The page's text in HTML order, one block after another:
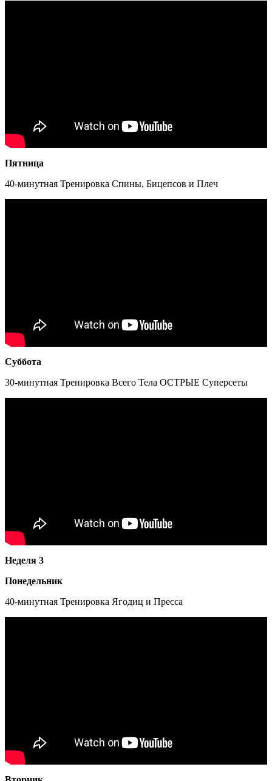
Пятница
40-минутная Тренировка Спины, Бицепсов и Плеч
Суббота
30-минутная Тренировка Всего Тела ОСТРЫЕ Суперсеты
Неделя 3
Понедельник
40-минутная Тренировка Ягодиц и Пресса